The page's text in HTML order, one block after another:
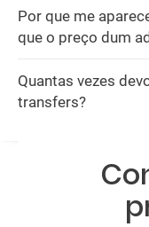
Por que me
que o preço dum
Quantas vezes
transfers?